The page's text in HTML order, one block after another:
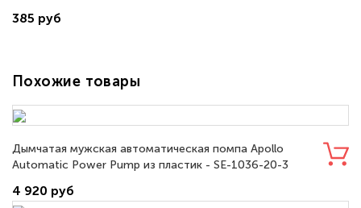
385 руб
Похожие товары
Дымчатая мужская автоматическая помпа Apollo
Automatic Power Pump из пластик - SE-1036-20-3
4 920 руб